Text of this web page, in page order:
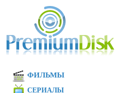
ФИЛЬМЫ
СЕРИАЛЫ